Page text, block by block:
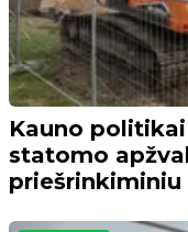
Kauno
statomo
priešrinkiminiu